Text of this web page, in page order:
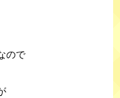
ので